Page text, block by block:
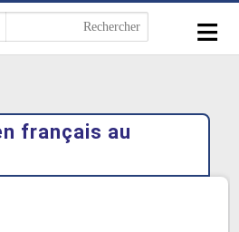
≡
français au